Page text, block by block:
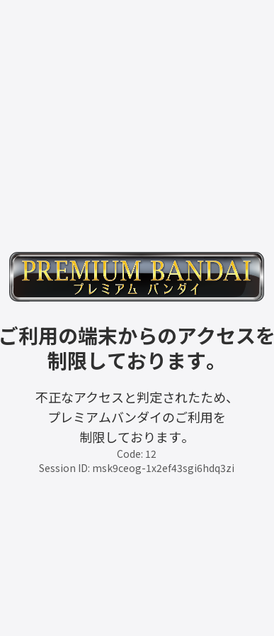
ご利用の端末からのアクセスを
制限しております。
不正なアクセスと判定されたため、
プレミアムバンダイのご利用を
制限しております。
Code: 12
Session ID: msk9ceog-1x2ef43sgi6hdq3zi